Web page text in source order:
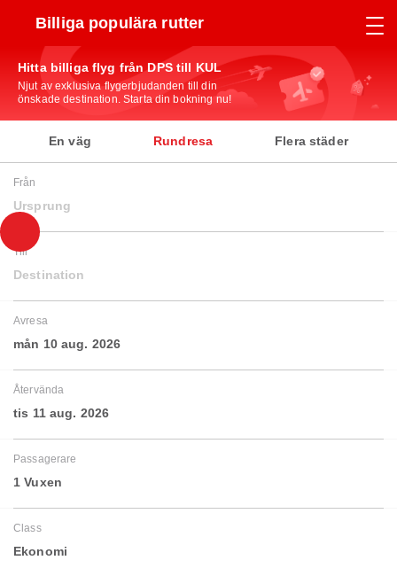
Billiga populära rutter
Hitta billiga flyg från DPS till KUL
Njut av exklusiva flygerbjudanden till din
önskade destination. Starta din bokning nu!
En väg Rundresa Flera städer
Från
Ursprung
Till
Destination
Avresa
mån 10 aug. 2026
Återvända
tis 11 aug. 2026
Passagerare
1 Vuxen
Class
Ekonomi